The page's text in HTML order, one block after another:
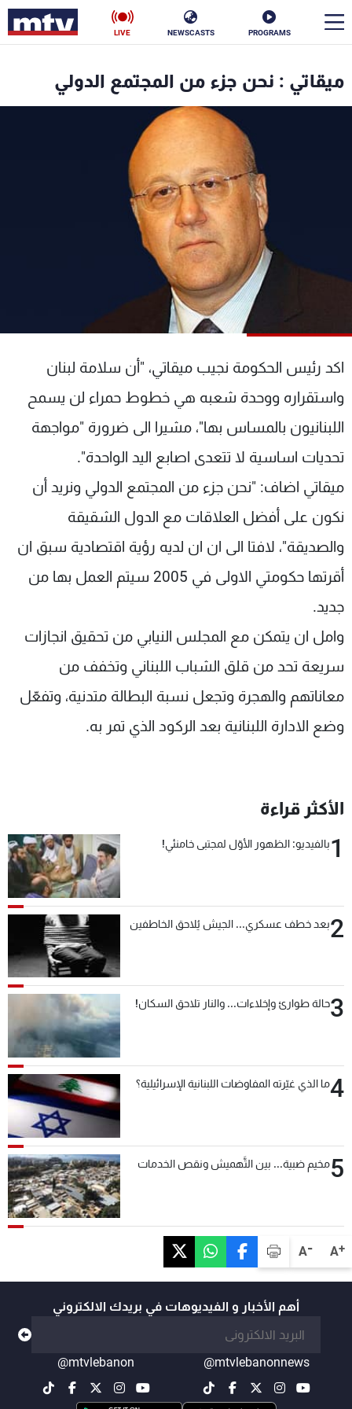
PROGRAMS
NEWSCASTS
LIVE
A+
A-
ميقاتي : نحن جزء من المجتمع الدولي
اكد رئيس الحكومة نجيب ميقاتي، "أن سلامة لبنان
واستقراره ووحدة شعبه هي خطوط حمراء لن يسمح
اللبنانيون بالمساس بها"، مشيرا الى ضرورة "مواجهة
تحديات اساسية لا تتعدى اصابع اليد الواحدة".
ميقاتي اضاف: "نحن جزء من المجتمع الدولي ونريد أن
نكون على أفضل العلاقات مع الدول الشقيقة
والصديقة"، لافتا الى ان ان لديه رؤية اقتصادية سبق ان
أقرتها حكومتي الاولى في 2005 سيتم العمل بها من
جديد.
وامل ان يتمكن مع المجلس النيابي من تحقيق انجازات
سريعة تحد من قلق الشباب اللبناني وتخفف من
معاناتهم والهجرة وتجعل نسبة البطالة متدنية، وتفعّل
وضع الادارة اللبنانية بعد الركود الذي تمر به.
الأكثر قراءة
1بالفيديو: الظهور الأوّل لمجتبى خامنئي!
2بعد خطف عسكري... الجيش يُلاحق الخاطفين
3حالة طوارئ وإخلاءات... والنار تلاحق السكان!
4ما الذي غيّرته المفاوضات اللبنانية الإسرائيلية؟
5مخيم ضبية... بين التَّهميش ونقص الخدمات
أهم الأخبار و الفيديوهات في بريدك الالكتروني
@mtvlebanonnews
@mtvlebanon
ناس
فن
رياضة
كأس العالم
شاهد البرامج
الترددات
الإنـتـاج
تواصل معنا
سياسة الخصوصية